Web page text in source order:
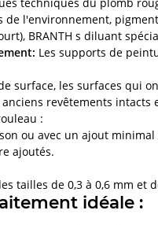
techniques du plomb
l'environnement,
BRANTH s diluant
Les supports de
surface, les surfaces qui
revêtements
:
ou avec un ajout
ajoutés.
tailles de 0,3 à 0,6 mm
idéale :